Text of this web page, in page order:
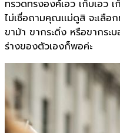
ทรวดทรงองค์เอว เก็บเอว
ไม่เชื่อถามคุณเเม่ดูสิ จะเลือ
ขาม้า ขากระดิ่ง หรือขากระ
ร่างของตัวเองก็พอค่ะ